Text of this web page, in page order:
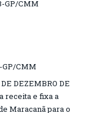
GP/CMM
GP/CMM
DEZEMBRO DE
receita e fixa a
Maracanã para o